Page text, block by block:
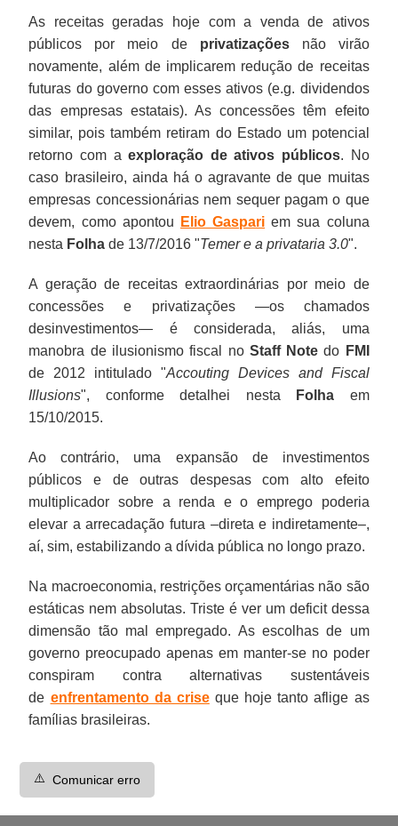
As receitas geradas hoje com a venda de ativos
públicos por meio de privatizaçõesnão virão
novamente, além de implicarem redução de receitas
futuras do governo com esses ativos (e.g. dividendos
das empresas estatais). As concessões têm efeito
similar, pois também retiram do Estado um potencial
retorno com aexploração de ativos públicos. No
caso brasileiro, ainda há o agravante de que muitas
empresas concessionárias nem sequer pagam o que
devem, como apontou
Elio Gaspari em sua coluna
nesta Folha de 13/7/2016 "Temer e a privataria 3.0".
A geração de receitas extraordinárias por meio de
concessões e privatizações —os chamados
desinvestimentos— é considerada, aliás, uma
manobra de ilusionismo fiscal no Staff Note do FMI
de 2012 intitulado "Accouting Devices and Fiscal
Illusions", conforme detalhei nesta Folha em
15/10/2015.
Ao contrário, uma expansão de investimentos
públicos e de outras despesas com alto efeito
multiplicador sobre a renda e o emprego poderia
elevar a arrecadação futura –direta e indiretamente–,
aí, sim, estabilizando a dívida pública no longo prazo.
Na macroeconomia, restrições orçamentárias não são
estáticas nem absolutas. Triste é ver um deficit dessa
dimensão tão mal empregado. As escolhas de um
governo preocupado apenas em manter-se no poder
conspiram contra alternativas sustentáveis
de enfrentamento da criseque hoje tanto aflige as
famílias brasileiras.
⚠️ Comunicar erro